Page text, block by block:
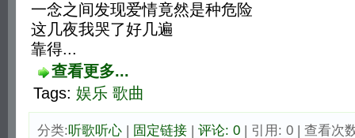
一念之间发现爱情竟然是种危险
这几夜我哭了好几遍
靠得...
查看更多...
Tags: 娱乐 歌曲
分类:听歌听心| 固定链接| 评论: 0| 引用: 0 | 查看次